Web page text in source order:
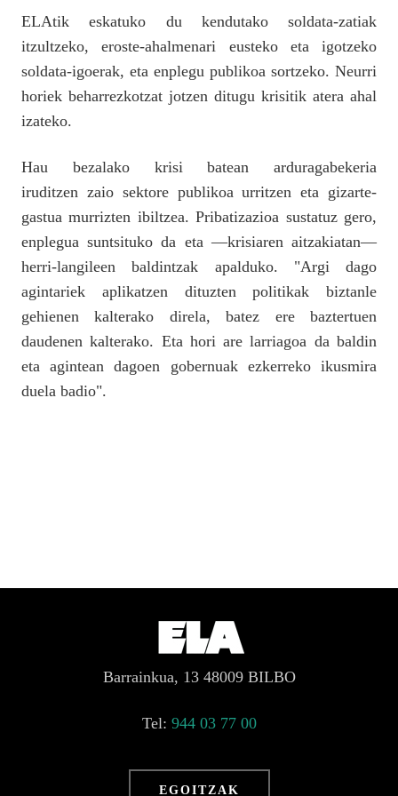
ELAtik eskatuko du kendutako soldata-zatiak
itzultzeko, eroste-ahalmenari eusteko eta igotzeko
soldata-igoerak, eta enplegu publikoa sortzeko. Neurri
horiek beharrezkotzat jotzen ditugu krisitik atera ahal
izateko.
Hau bezalako krisi batean arduragabekeria
iruditzen zaio sektore publikoa urritzen eta gizarte-
gastua murrizten ibiltzea. Pribatizazioa sustatuz gero,
enplegua suntsituko da eta —krisiaren aitzakiatan—
herri-langileen baldintzak apalduko. "Argi dago
agintariek aplikatzen dituzten politikak biztanle
gehienen kalterako direla, batez ere baztertuen
daudenen kalterako. Eta hori are larriagoa da baldin
eta agintean dagoen gobernuak ezkerreko ikusmira
duela badio".
Barrainkua, 13 48009 BILBO
Tel: 944 03 77 00
EGOITZAK